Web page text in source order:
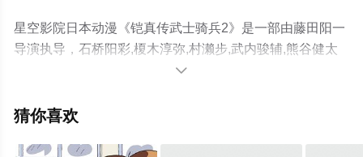
星空影院日本动漫《铠真传武士骑兵2》是一部由藤田阳一
导演执导，石桥阳彩,榎木淳弥,村濑步,武内骏辅,熊谷健太
郎,增田俊树,木下纱华,Lynn,下野纮,草尾毅,野岛裕史,置鲇龙
拓笃,杉田智和,天崎滉平,铃村健一,泽城千春,竹内良太,远藤
免费在线观看高清未删减完整版动漫全集就上星空电影

猜你喜欢